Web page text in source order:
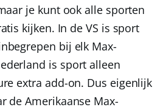
je kunt ook alle sporten
kijken. In de VS is sport
bij elk Max-
is sport alleen
extra add-on. Dus eigenlijk
de Amerikaanse Max-